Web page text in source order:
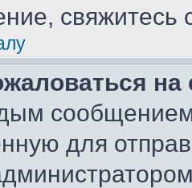
сообщением
для